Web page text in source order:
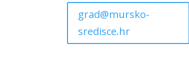
grad@mursko-
sredisce.hr